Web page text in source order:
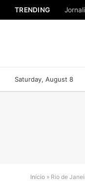
TRENDING
Saturday, August 8
Início » Rio de